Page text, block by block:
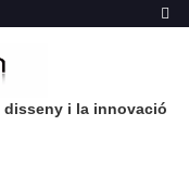
i la innovació